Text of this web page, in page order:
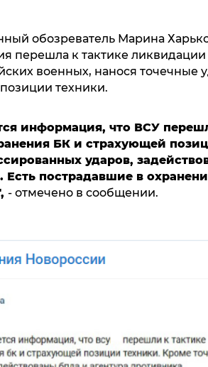
обозреватель Марина
перешла к тактике ликвидации
военных, нанося точечные
техники.
информация, что ВСУ
БК и страхующей
ударов,
Есть пострадавшие в
- отмечено в сообщении.